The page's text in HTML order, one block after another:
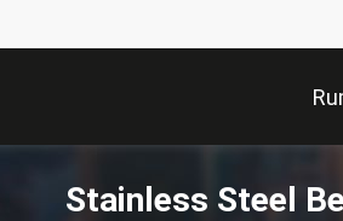
Stainless Steel